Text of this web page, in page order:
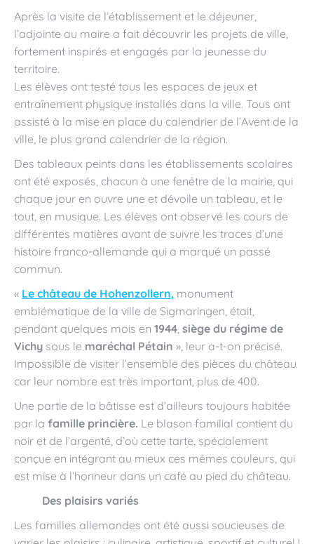
Après la visite de l’établissement et le déjeuner,
l’adjointe au maire a fait découvrir les projets de ville,
fortement inspirés et engagés par la jeunesse du
territoire.
Les élèves ont testé tous les espaces de jeux et
entraînement physique installés dans la ville. Tous ont
assisté à la mise en place du calendrier de l’Avent de la
ville, le plus grand calendrier de la région.
Des tableaux peints dans les établissements scolaires
ont été exposés, chacun à une fenêtre de la mairie, qui
chaque jour en ouvre une et dévoile un tableau, et le
tout, en musique. Les élèves ont observé les cours de
différentes matières avant de suivre les traces d’une
histoire franco-allemande qui a marqué un passé
commun.
« Le château de Hohenzollern, monument
emblématique de la ville de Sigmaringen, était,
pendant quelques mois en 1944, siège du régime de
Vichy sous le maréchal Pétain », leur a-t-on précisé.
Impossible de visiter l’ensemble des pièces du château
car leur nombre est très important, plus de 400.
Une partie de la bâtisse est d’ailleurs toujours habitée
par la famille princière. Le blason familial contient du
noir et de l’argenté, d’où cette tarte, spécialement
conçue en intégrant au mieux ces mêmes couleurs, qui
est mise à l’honneur dans un café au pied du château.
Des plaisirs variés
Les familles allemandes ont été aussi soucieuses de